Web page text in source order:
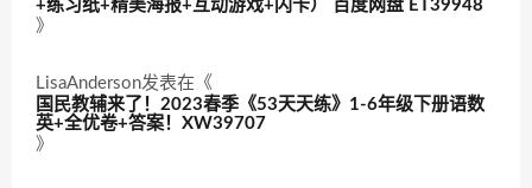
+练习纸+精美海报+互动游戏+闪卡） 百度网盘 ET39948
》
LisaAnderson发表在《
国民教辅来了！2023春季《53天天练》1-6年级下册语数
英+全优卷+答案！XW39707
》